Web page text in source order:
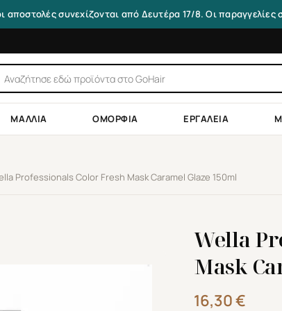
αποστολές συνεχίζονται από Δευτέρα 17/8. Οι παραγγελίες
ΜΑΛΛΙΆ ΟΜΟΡΦΙΆ ΕΡΓΑΛΕΊΑ
Professionals Color Fresh Mask Caramel Glaze 150ml
Wella
Mask
16,30€